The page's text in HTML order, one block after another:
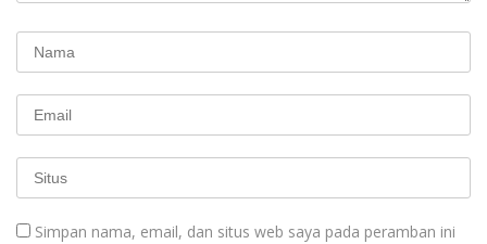
Simpan nama, email, dan situs web saya pada peramban ini